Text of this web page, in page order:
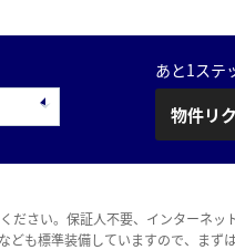
あと1ステ
物件リ
ださい。保証人不要、インターネッ
ども標準装備していますので、まず